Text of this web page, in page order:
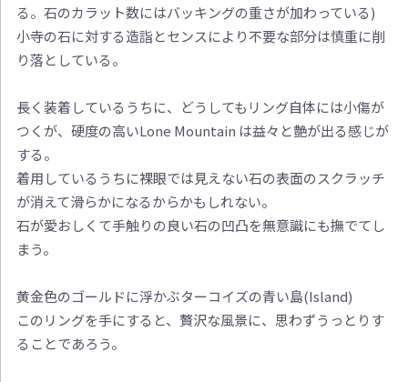
る。石のカラット数にはバッキングの重さが加わっている)
小寺の石に対する造詣とセンスにより不要な部分は慎重に削
り落としている。
長く装着しているうちに、どうしてもリング自体には小傷が
つくが、硬度の高いLone Mountain は益々と艶が出る感じが
する。
着用しているうちに裸眼では見えない石の表面のスクラッチ
が消えて滑らかになるからかもしれない。
石が愛おしくて手触りの良い石の凹凸を無意識にも撫でてし
まう。
黄金色のゴールドに浮かぶターコイズの青い島(Island)
このリングを手にすると、贅沢な風景に、思わずうっとりす
ることであろう。